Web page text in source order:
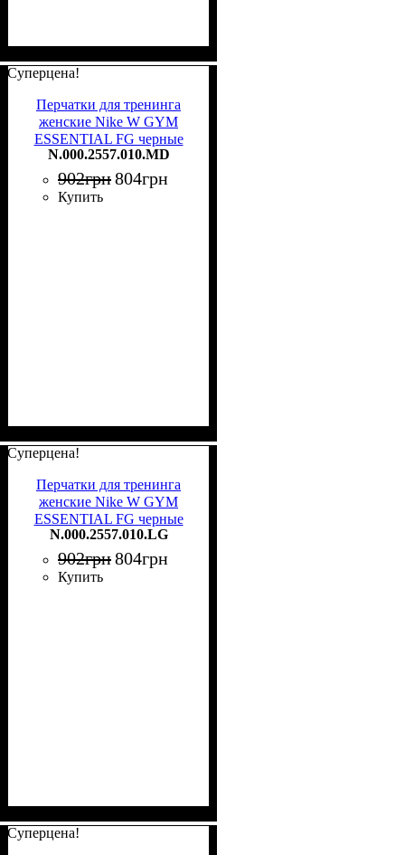
Суперцена!
Перчатки для тренинга
женские Nike W GYM
ESSENTIAL FG черные
N.000.2557.010.MD
N.000.2557.010.MD
902грн804грн
Купить
Суперцена!
Перчатки для тренинга
женские Nike W GYM
ESSENTIAL FG черные
N.000.2557.010.LG
N.000.2557.010.LG
902грн804грн
Купить
Суперцена!